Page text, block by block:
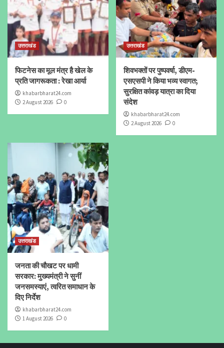
उत्तराखंड
फिटनेस का मूल मंत्र है खेल के
प्रति जागरूकता : रेखा आर्या
khabarbharat24.com
2 August 2026
0
उत्तराखंड
शिवभक्तों पर पुष्पवर्षा, डीएम-
एसएसपी ने किया भव्य स्वागत;
सुरक्षित कांवड़ यात्रा का दिया
संदेश
khabarbharat24.com
2 August 2026
0
उत्तराखंड
जनता की चौखट पर धामी
सरकार: मुख्यमंत्री ने सुनीं
जनसमस्याएं, त्वरित समाधान के
दिए निर्देश
khabarbharat24.com
1 August 2026
0